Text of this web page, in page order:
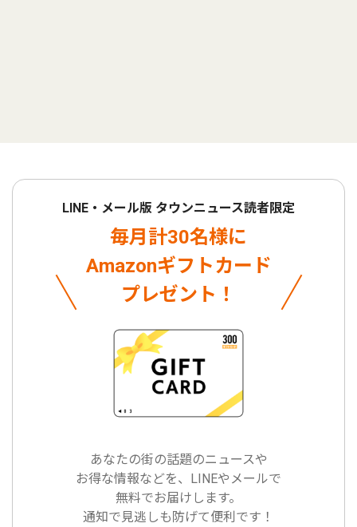
LINE・メール版 タウンニュース読者限定
毎月計30名様に
Amazonギフトカード
プレゼント！
あなたの街の話題のニュースや
お得な情報などを、LINEやメールで
無料でお届けします。
通知で見逃しも防げて便利です！